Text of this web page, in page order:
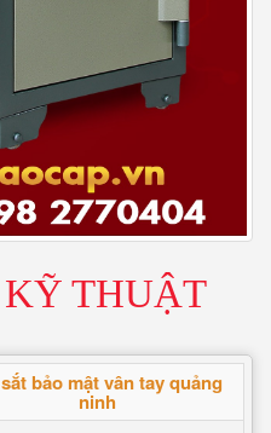
KỸ THUẬT
bảo mật vân tay quảng
ninh